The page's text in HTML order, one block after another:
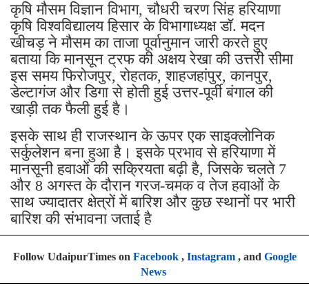
कृषि मौसम विज्ञान विभाग, चौधरी चरण सिंह हरियाणा
कृषि विश्वविद्यालय हिसार के विभागाध्यक्ष डॉ. मदन
खीचड़ ने मौसम का ताजा पूर्वानुमान जारी करते हुए
बताया कि मानसून ट्रफ की अक्षय रेखा की उत्तरी सीमा
इस समय फिरोजपुर, रोहतक, शाहजहांपुर, कानपुर,
डेल्टागंज और डिगा से होती हुई उत्तर-पूर्वी बंगाल की
खाड़ी तक फैली हुई है।
इसके साथ ही राजस्थान के ऊपर एक साइक्लोनिक
सर्कुलेशन बना हुआ है। इसके प्रभाव से हरियाणा में
मानसूनी हवाओं की सक्रियता बढ़ी है, जिसके चलते 7
और 8 अगस्त के दौरान गरज-चमक व तेज हवाओं के
साथ ज्यादातर क्षेत्रों में बारिश और कुछ स्थानों पर भारी
बारिश की संभावना जताई है
Follow UdaipurTimes on Facebook, Instagram, and Google
News